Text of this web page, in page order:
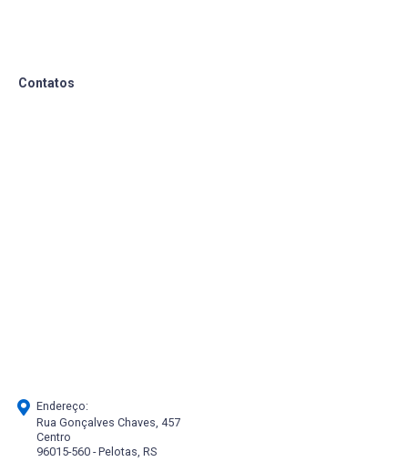
Contatos
Endereço:
Rua Gonçalves Chaves, 457
Centro
96015-560 - Pelotas, RS